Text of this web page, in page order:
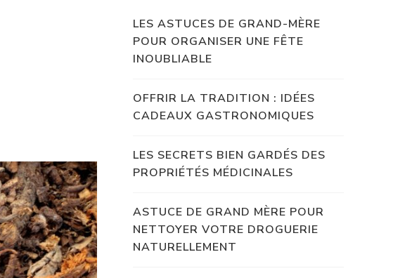
LES ASTUCES DE GRAND-MÈRE
POUR ORGANISER UNE FÊTE
INOUBLIABLE
OFFRIR LA TRADITION : IDÉES
CADEAUX GASTRONOMIQUES
LES SECRETS BIEN GARDÉS DES
PROPRIÉTÉS MÉDICINALES
ASTUCE DE GRAND MÈRE POUR
NETTOYER VOTRE DROGUERIE
NATURELLEMENT